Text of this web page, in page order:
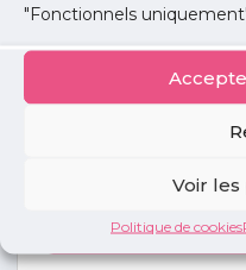
"Fonctionnels
Voir
Politique de cookies
annonces
Voir toutes les